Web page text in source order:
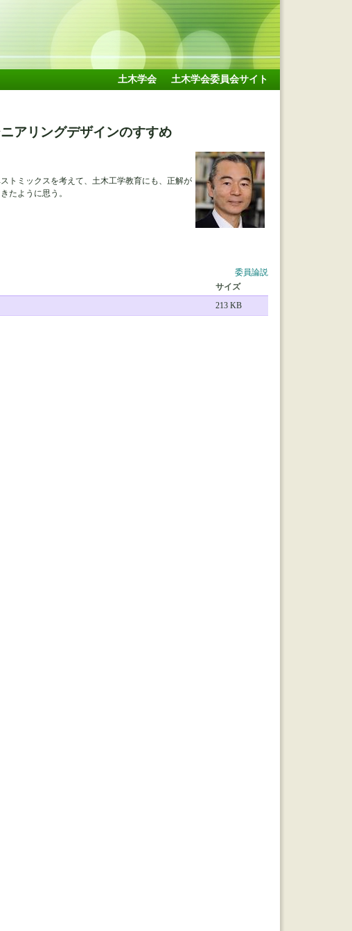
土木学会 土木学会委員会サイト
アリングデザインのすすめ
トミックスを考えて、土木工学教育にも、正解が
たように思う。
委員論説
サイズ
213 KB